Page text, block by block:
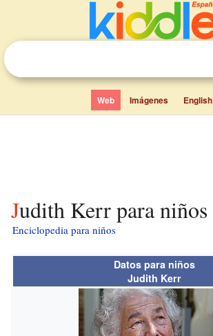
Web Imágenes English
Judith Kerr para niños
Enciclopedia para niños
Datos para niños
Judith Kerr